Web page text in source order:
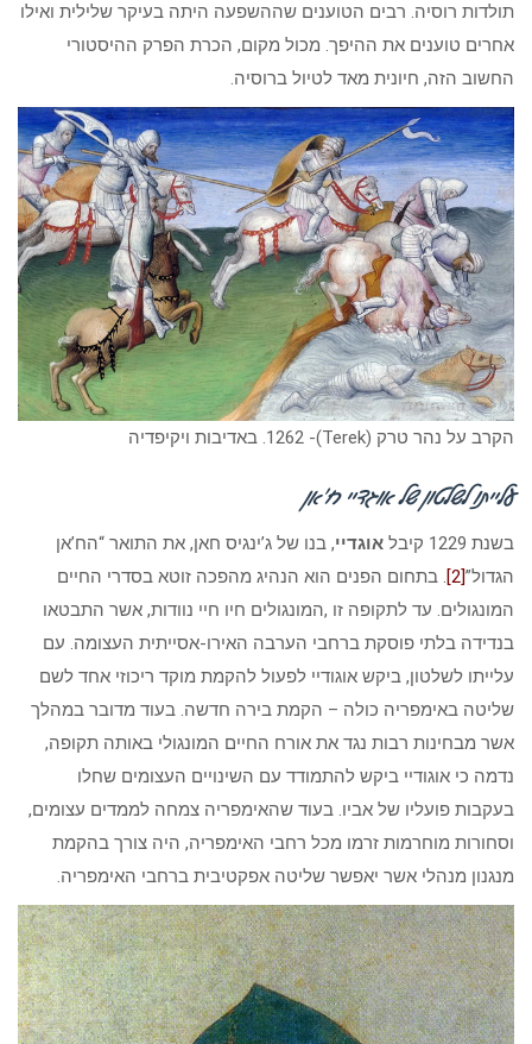
תולדות רוסיה. רבים הטוענים שההשפעה היתה בעיקר שלילית ואילו
אחרים טוענים את ההיפך. מכול מקום, הכרת הפרק ההיסטורי
החשוב הזה, חיונית מאד לטיול ברוסיה.
הקרב על נהר טרק (Terek)- 1262. באדיבות ויקיפדיה
עלייתו לשלטון של אוגדיי ח’אן
בשנת 1229 קיבל אוגדיי, בנו של ג’ינגיס חאן, את התואר “הח’אן
הגדול”[2]
. בתחום הפנים הוא הנהיג מהפכה זוטא בסדרי החיים
המונגולים. עד לתקופה זו ,המונגולים חיו חיי נוודות, אשר התבטאו
בנדידה בלתי פוסקת ברחבי הערבה האירו-אסייתית העצומה. עם
עלייתו לשלטון, ביקש אוגודיי לפעול להקמת מוקד ריכוזי אחד לשם
שליטה באימפריה כולה – הקמת בירה חדשה. בעוד מדובר במהלך
אשר מבחינות רבות נגד את אורח החיים המונגולי באותה תקופה,
נדמה כי אוגודיי ביקש להתמודד עם השינויים העצומים שחלו
בעקבות פועליו של אביו. בעוד שהאימפריה צמחה לממדים עצומים,
וסחורות מוחרמות זרמו מכל רחבי האימפריה, היה צורך בהקמת
מנגנון מנהלי אשר יאפשר שליטה אפקטיבית ברחבי האימפריה.